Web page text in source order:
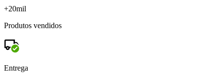
+20mil
Produtos vendidos
Entrega